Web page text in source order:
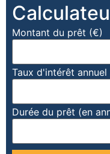
Montant du prêt (€)
Taux d'intérêt annuel
Durée du prêt (en